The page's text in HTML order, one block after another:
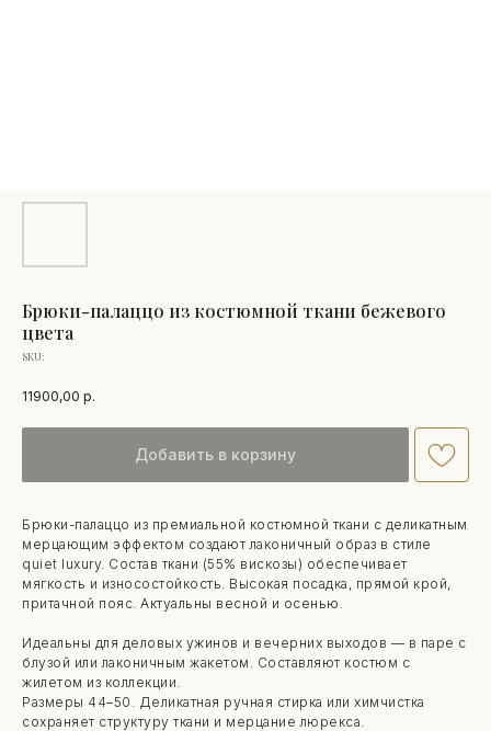
Брюки-палаццо из костюмной ткани бежевого
цвета
SKU:
11900,00 р.
Добавить в корзину
Брюки-палаццо из премиальной костюмной ткани с деликатным
мерцающим эффектом создают лаконичный образ в стиле
quiet luxury. Состав ткани (55% вискозы) обеспечивает
мягкость и износостойкость. Высокая посадка, прямой крой,
притачной пояс. Актуальны весной и осенью.
Идеальны для деловых ужинов и вечерних выходов — в паре с
блузой или лаконичным жакетом. Составляют костюм с
жилетом из коллекции.
Размеры 44–50. Деликатная ручная стирка или химчистка
сохраняет структуру ткани и мерцание люрекса.